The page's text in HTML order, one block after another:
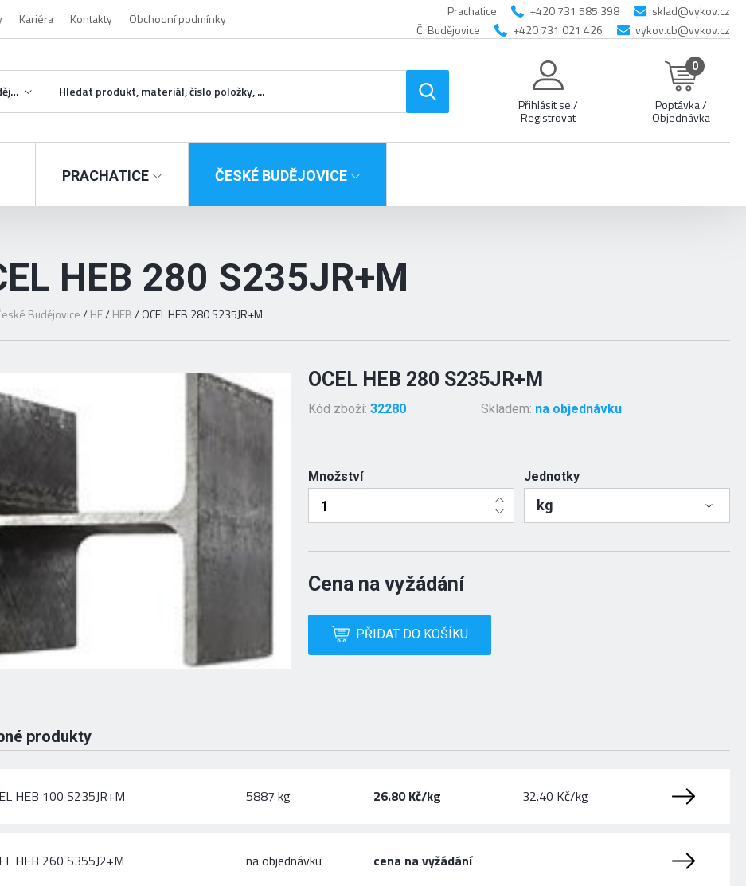
Kariéra Kontakty Obchodní podmínky Prachatice +420 731 585 398
sklad@vykov.cz
Č. Budějovice
+420 731 021 426 vykov.cb@vykov.cz
České Budějovice
Přihlásit se /
Registrovat
0
Poptávka /
Objednávka
PRACHATICE ČESKÉ BUDĚJOVICE
HEB 280 S235JR+M
Budějovice/ HE/ HEB/ OCEL HEB 280 S235JR+M
OCEL HEB 280 S235JR+M
Kód zboží:32280 Skladem: na objednávku
Množství Jednotky
kg
Cena na vyžádání
PŘIDAT DO KOŠÍKU
produkty
HEB 100 S235JR+M 5887 kg 26.80 Kč/kg 32.40 Kč/kg
HEB 260 S355J2+M na objednávku cena na vyžádání